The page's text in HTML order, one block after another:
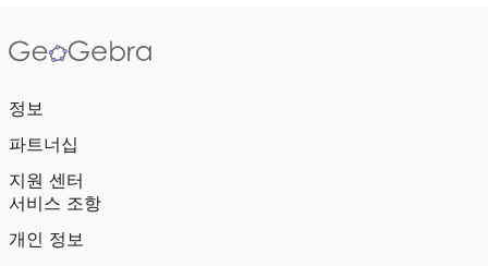
정보
파트너십
지원 센터
서비스 조항
개인 정보